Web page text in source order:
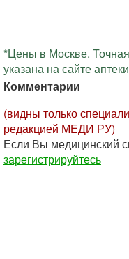
*Цены в Москве.
указана на сайте
Комментарии
(видны только
редакцией МЕДИ РУ)
Если Вы медицинский
зарегистрируйтесь